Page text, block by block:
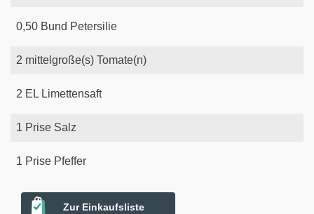
0,50 Bund Petersilie
2 mittelgroße(s) Tomate(n)
2 EL Limettensaft
1 Prise Salz
1 Prise Pfeffer
Zur Einkaufsliste